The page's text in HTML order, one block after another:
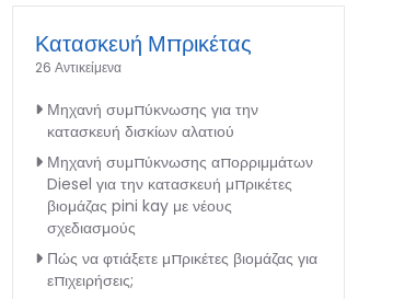
Κατασκευή Μπρικέτας
26 Αντικείμενα
Μηχανή συμπύκνωσης για την
κατασκευή δισκίων αλατιού
Μηχανή συμπύκνωσης απορριμμάτων
Diesel για την κατασκευή μπρικέτες
βιομάζας pini kay με νέους
σχεδιασμούς
Πώς να φτιάξετε μπρικέτες βιομάζας για
επιχειρήσεις;